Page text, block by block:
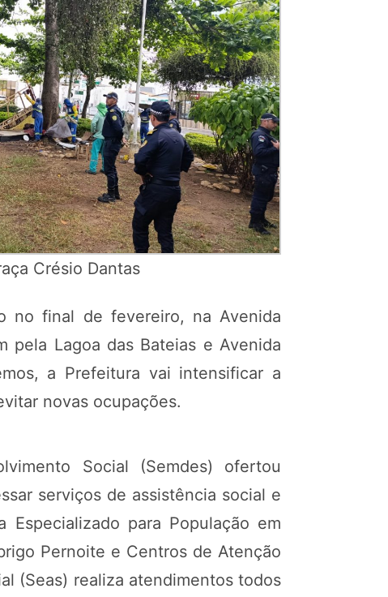
Crésio Dantas
no final de fevereiro, na Avenida
pela Lagoa das Bateias e Avenida
a Prefeitura vai intensificar a
novas ocupações.
Social (Semdes) ofertou
serviços de assistência social e
para População em
Pernoite e Centros de Atenção
(Seas) realiza atendimentos todos